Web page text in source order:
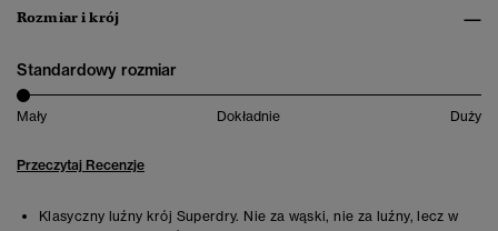
Rozmiar i krój
Standardowy rozmiar
Mały Dokładnie Duży
Przeczytaj Recenzje
Klasyczny luźny krój Superdry. Nie za wąski, nie za luźny, lecz w